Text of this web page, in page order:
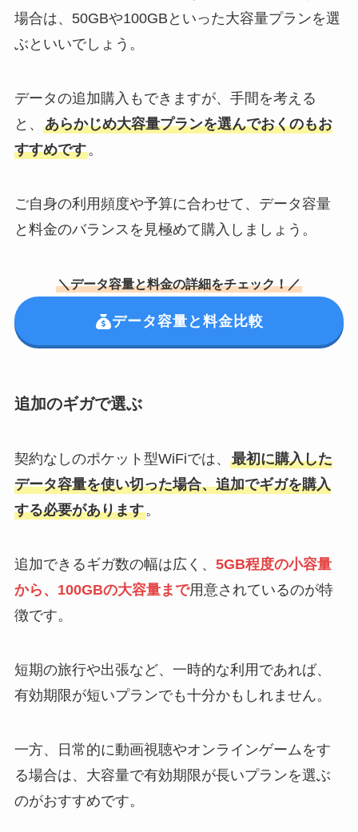
場合は、50GBや100GBといった大容量プランを選
ぶといいでしょう。
データの追加購入もできますが、手間を考える
と、 あらかじめ大容量プランを選んでおくのもお
すすめです。
ご自身の利用頻度や予算に合わせて、データ容量
と料金のバランスを見極めて購入しましょう。
＼データ容量と料金の詳細をチェック！／
データ容量と料金比較
追加のギガで選ぶ
契約なしのポケット型WiFiでは、 最初に購入した
データ容量を使い切った場合、追加でギガを購入
する必要があります。
追加できるギガ数の幅は広く、 5GB程度の小容量
から、100GBの大容量まで用意されているのが特
徴です。
短期の旅行や出張など、一時的な利用であれば、
有効期限が短いプランでも十分かもしれません。
一方、日常的に動画視聴やオンラインゲームをす
る場合は、大容量で有効期限が長いプランを選ぶ
のがおすすめです。